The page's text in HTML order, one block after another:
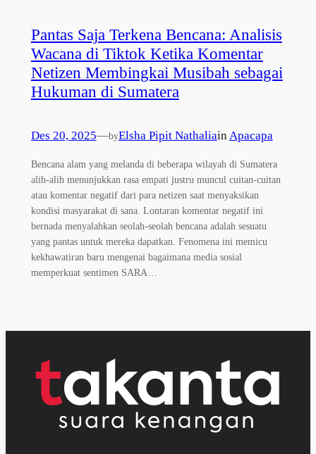
Pantas Saja Terkena Bencana: Analisis
Wacana di Tiktok Ketika Komentar
Netizen Membingkai Musibah sebagai
Hukuman di Sumatera
Des 20, 2025—byElsha Pipit Nathaliain Apacapa
Bencana alam yang melanda di beberapa wilayah di Sumatera
alih-alih menunjukkan rasa empati justru muncul cuitan-cuitan
atau komentar negatif dari para netizen saat menyaksikan
kondisi masyarakat di sana. Lontaran komentar negatif ini
bernada menyalahkan seolah-seolah bencana adalah sesuatu
yang pantas untuk mereka dapatkan. Fenomena ini memicu
kekhawatiran baru mengenai bagaimana media sosial
memperkuat sentimen SARA…